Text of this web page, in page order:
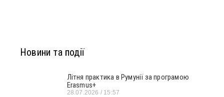
Новини та події
Літня практика в Румунії за програмою
Erasmus+
28.07.2026 15:57